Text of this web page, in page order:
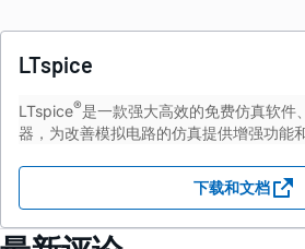
LTspice
LTspice®是一款强大高效的免费仿真软件
器，为改善模拟电路的仿真提供增强功能
下载和文档